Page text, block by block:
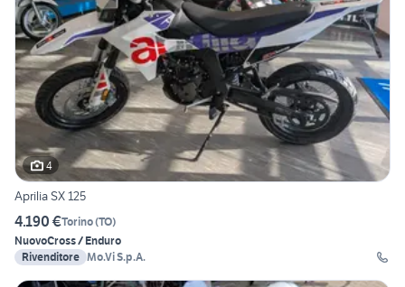
4
Aprilia SX 125
4.190 €Torino(TO)
NuovoCross / Enduro
Rivenditore Mo.Vi S.p.A.